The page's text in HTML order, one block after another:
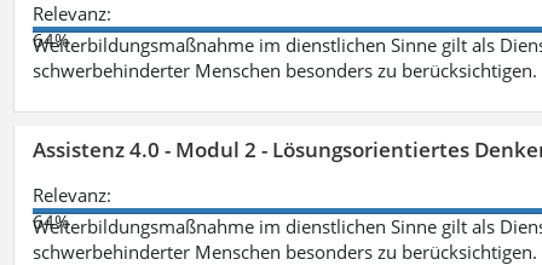
Relevanz:
64%
Weiterbildungsmaßnahme im dienstlichen Sinne gilt als
schwerbehinderter Menschen besonders zu berücksichtigen.
Assistenz 4.0 - Modul 2 - Lösungsorientiertes
Relevanz:
64%
Weiterbildungsmaßnahme im dienstlichen Sinne gilt als
schwerbehinderter Menschen besonders zu berücksichtigen.